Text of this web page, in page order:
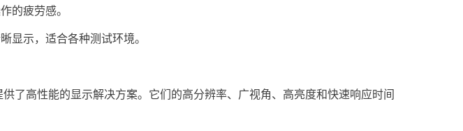
的疲劳感。
示，适合各种测试环境。
高性能的显示解决方案。它们的高分辨率、广视角、高亮度和快速响应时间